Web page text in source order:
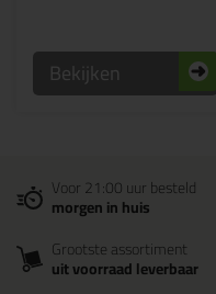
Bekijken
Voor 21:00 uur besteld
morgen in huis
Grootste assortiment
uit voorraad leverbaar